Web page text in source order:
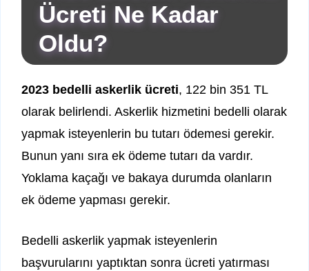
Ücreti Ne Kadar
Oldu?
2023 bedelli askerlik ücreti, 122 bin 351 TL
olarak belirlendi. Askerlik hizmetini bedelli olarak
yapmak isteyenlerin bu tutarı ödemesi gerekir.
Bunun yanı sıra ek ödeme tutarı da vardır.
Yoklama kaçağı ve bakaya durumda olanların
ek ödeme yapması gerekir.
Bedelli askerlik yapmak isteyenlerin
başvurularını yaptıktan sonra ücreti yatırması